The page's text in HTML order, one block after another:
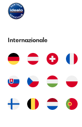
Internazionale